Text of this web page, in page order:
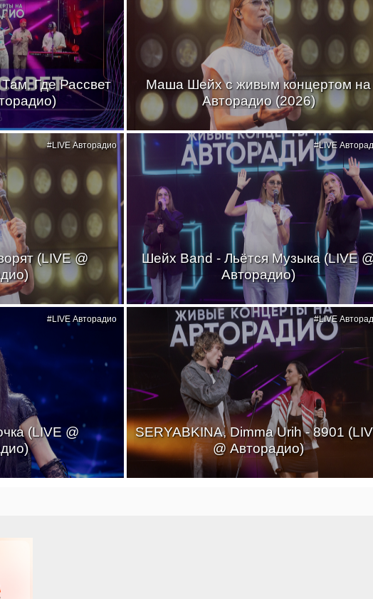
Где Рассвет
Маша Шейх с живым концертом на
Авторадио (2026)
(LIVE @
#LIVE Авторадио
Шейх Band - Льётся Музыка (LIVE
Авторадио)
#LIVE
(LIVE @
#LIVE Авторадио
SERYABKINA, Dimma Urih - 8901
@ Авторадио)
#LIVE